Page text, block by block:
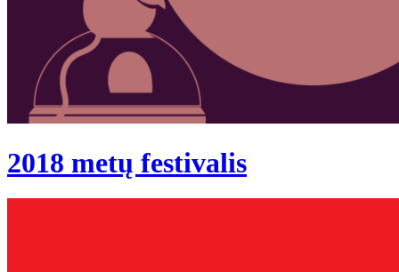
2018 metų festivalis